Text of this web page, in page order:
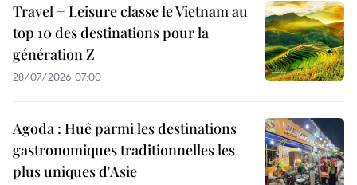
Travel + Leisure classe le Vietnam au
top 10 des destinations pour la
génération Z
28/07/2026 07:00
Agoda : Huê parmi les destinations
gastronomiques traditionnelles les
plus uniques d'Asie